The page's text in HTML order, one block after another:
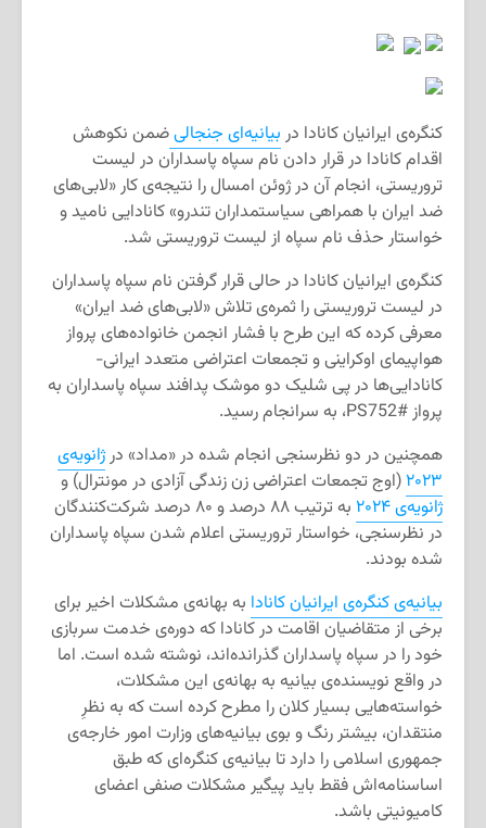
کنگره‌ی ایرانیان کانادا در بیانیه‌ای جنجالیضمن نکوهش
اقدام کانادا در قرار دادن نام سپاه پاسداران در لیست
تروریستی، انجام آن در ژوئن امسال را نتیجه‌ی کار «لابی‌های
ضد ایران با همراهی سیاستمداران تندرو» کانادایی نامید و
خواستار حذف نام سپاه از لیست تروریستی شد.
کنگره‌ی ایرانیان کانادا در حالی قرار گرفتن نام سپاه پاسداران
در لیست تروریستی را ثمره‌ی تلاش «لابی‌های ضد ایران»
معرفی کرده که این طرح با فشار انجمن خانواده‌های پرواز
هواپیمای اوکراینی و تجمعات اعتراضی متعدد ایرانی-
کانادایی‌ها در پی شلیک دو موشک پدافند سپاه پاسداران به
پرواز #PS752، به سرانجام رسید.
همچنین در دو نظرسنجی انجام شده در «مداد» درژانویه‌ی
۲۰۲۳ (اوج تجمعات اعتراضی زن زندگی آزادی در مونترال) و
ژانویه‌ی ۲۰۲۴
به ترتیب ۸۸ درصد و ۸۰ درصد شرکت‌کنندگان
در نظرسنجی، خواستار تروریستی اعلام شدن سپاه پاسداران
شده بودند.
بیانیه‌ی کنگره‌ی ایرانیان کانادا به بهانه‌ی مشکلات اخیر برای
برخی از متقاضیان اقامت در کانادا که دوره‌ی خدمت سربازی
خود را در سپاه پاسداران گذرانده‌اند، نوشته شده است. اما
در واقع نویسنده‌ی بیانیه به بهانه‌ی این مشکلات،
خواسته‌هایی بسیار کلان را مطرح کرده است که به نظرِ
منتقدان، بیشتر رنگ و بوی بیانیه‌های وزارت امور خارجه‌ی
جمهوری اسلامی را دارد تا بیانیه‌ی کنگره‌ای که طبق
اساسنامه‌اش فقط باید پیگیر مشکلات صنفی اعضای
کامیونیتی باشد.